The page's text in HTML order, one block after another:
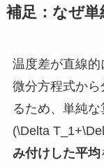
補足：なぜ
温度差が直線
微分方程式か
るため、単純な
(\Delta
み付けした平均